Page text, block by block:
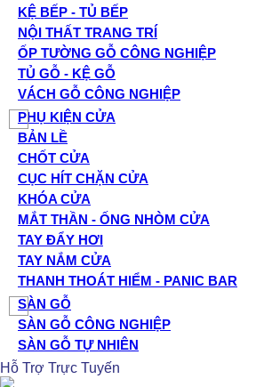
KỆ BẾP - TỦ BẾP
NỘI THẤT TRANG TRÍ
ỐP TƯỜNG GỖ CÔNG NGHIỆP
TỦ GỖ - KỆ GỖ
VÁCH GỖ CÔNG NGHIỆP
PHỤ KIỆN CỬA
BẢN LỀ
CHỐT CỬA
CỤC HÍT CHẶN CỬA
KHÓA CỬA
MẮT THẦN - ỐNG NHÒM CỬA
TAY ĐẨY HƠI
TAY NẮM CỬA
THANH THOÁT HIỂM - PANIC BAR
SÀN GỖ
SÀN GỖ CÔNG NGHIỆP
SÀN GỖ TỰ NHIÊN
Hỗ Trợ Trực Tuyến